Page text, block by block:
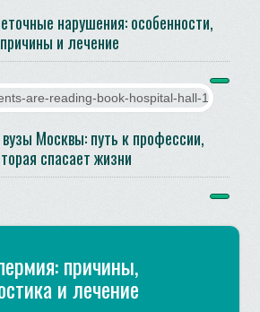
нарушения: особенности,
причины и лечение
Москвы: путь к профессии,
спасает жизни
причины,
и лечение